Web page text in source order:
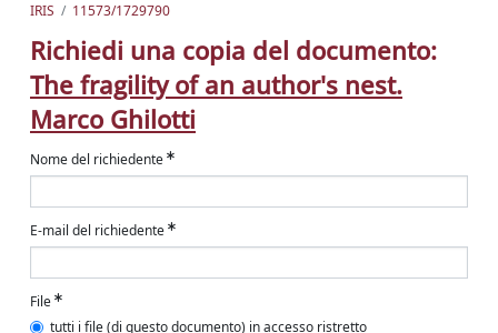
IRIS 11573/1729790
Richiedi una copia del documento:
The fragility of an author's nest.
Marco Ghilotti
Nome del richiedente
E-mail del richiedente
File
tutti i file (di questo documento) in accesso ristretto